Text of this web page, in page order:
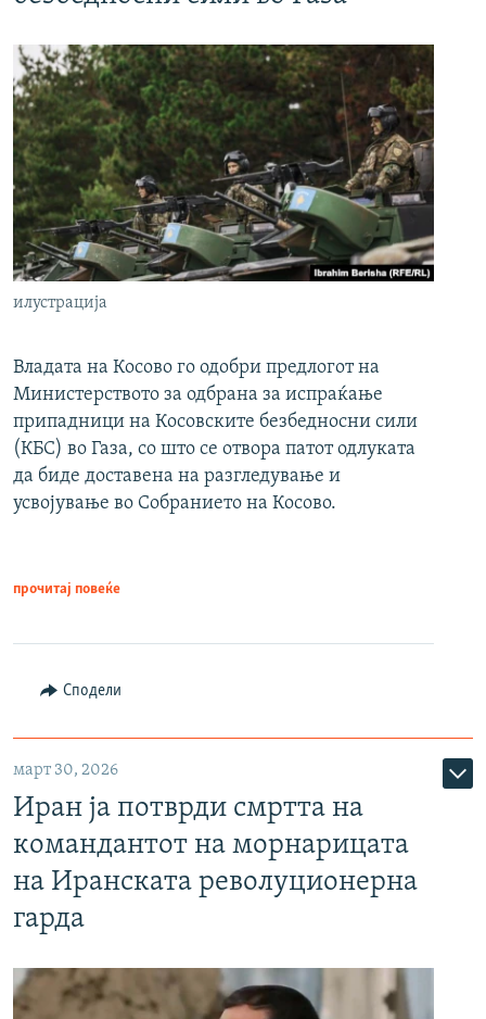
илустрација
Владата на Косово го одобри предлогот на
Министерството за одбрана за испраќање
припадници на Косовските безбедносни сили
(КБС) во Газа, со што се отвора патот одлуката
да биде доставена на разгледување и
усвојување во Собранието на Косово.
прочитај повеќе
Сподели
март 30, 2026
Иран ја потврди смртта на
командантот на морнарицата
на Иранската револуционерна
гарда